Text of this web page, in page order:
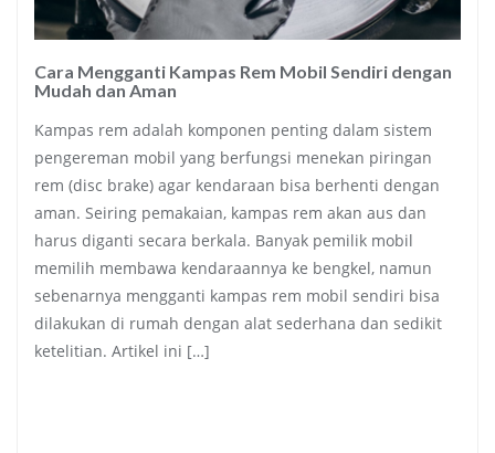
Cara Mengganti Kampas Rem Mobil Sendiri dengan
Mudah dan Aman
Kampas rem adalah komponen penting dalam sistem
pengereman mobil yang berfungsi menekan piringan
rem (disc brake) agar kendaraan bisa berhenti dengan
aman. Seiring pemakaian, kampas rem akan aus dan
harus diganti secara berkala. Banyak pemilik mobil
memilih membawa kendaraannya ke bengkel, namun
sebenarnya mengganti kampas rem mobil sendiri bisa
dilakukan di rumah dengan alat sederhana dan sedikit
ketelitian. Artikel ini […]